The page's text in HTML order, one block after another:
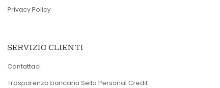
Privacy Policy
SERVIZIO CLIENTI
Contattaci
Trasparenza bancaria Sella Personal Credit